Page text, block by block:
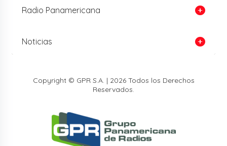
Radio Panamericana
Noticias
Copyright © GPR S.A. | 2026 Todos los Derechos
Reservados.